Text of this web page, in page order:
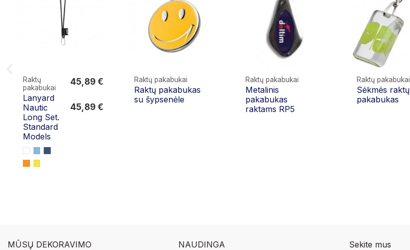
Raktų
pakabukai
Lanyard
Nautic
Long Set.
Standard
Models
45,89 €
45,89 €
Raktų pakabukai
Raktų pakabukas
su šypsenėle
Raktų pakabukai
Metalinis
pakabukas
raktams RP5
Raktų pakabukai
Sėkmės raktų
pakabukas
MŪSŲ DEKORAVIMO
NAUDINGA Sekite mus